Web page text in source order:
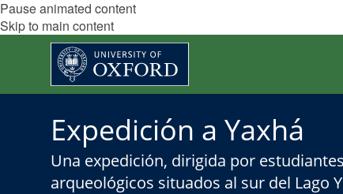
Pause animated content
Skip to main content
Expedición a Yaxhá
Una expedición, dirigida por
arqueológicos situados al sur del Lago